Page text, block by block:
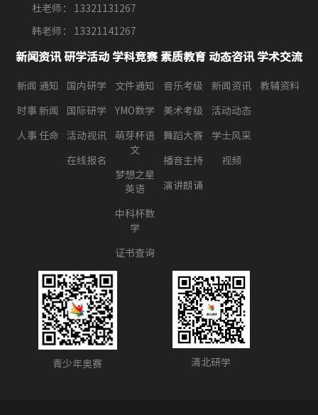
杜老师： 13321131267
韩老师： 13321141267
新闻资讯
新闻 通知
时事 新闻
人事 任命
研学活动
国内研学
国际研学
活动视讯
在线报名
学科竞赛
文件通知
YMO数学
萌芽杯语
文
梦想之星
英语
中科杯数
学
证书查询
素质教育
音乐考级
美术考级
舞蹈大赛
播音主持
演讲朗诵
动态咨讯
新闻资讯
活动动态
学士风采
视频
学术交流
教辅资料
青少年奥赛 清北研学